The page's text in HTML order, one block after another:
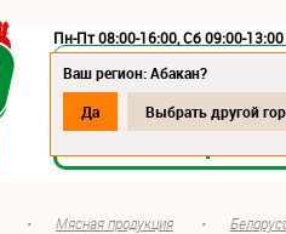
Пн-Пт 08:00-16:00, Сб 09:00-
Ваш регион: Абакан?
Да
Выбрать другой
• Мясная продукция •